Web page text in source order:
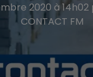
2020 à 14h02
CONTACT FM